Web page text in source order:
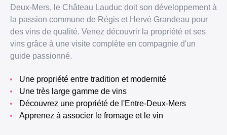
Deux-Mers, le Château Lauduc doit son développement à
la passion commune de Régis et Hervé Grandeau pour
des vins de qualité. Venez découvrir la propriété et ses
vins grâce à une visite complète en compagnie d'un
guide passionné.
Une propriété entre tradition et modernité
Une très large gamme de vins
Découvrez une propriété de l'Entre-Deux-Mers
Apprenez à associer le fromage et le vin